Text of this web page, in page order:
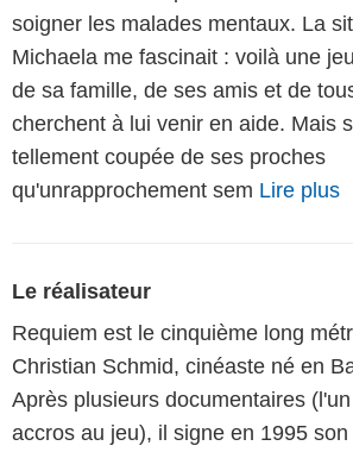
soigner les malades mentaux. La
Michaela me fascinait : voilà une
de sa famille, de ses amis et de
cherchent à lui venir en aide. Mais
tellement coupée de ses proches
qu'unrapprochement sem Lire plus
Le réalisateur
Requiem est le cinquième long
Christian Schmid, cinéaste né en
Après plusieurs documentaires
accros au jeu), il signe en 1995